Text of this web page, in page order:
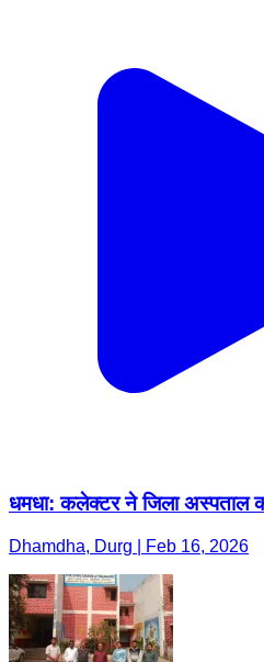
धमधा: कलेक्टर ने जिला अस्पताल
Dhamdha, Durg | Feb 16, 2026